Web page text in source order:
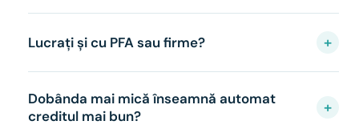
Lucrați și cu PFA sau firme? +
Dobânda mai mică înseamnă automat
creditul mai bun?
+